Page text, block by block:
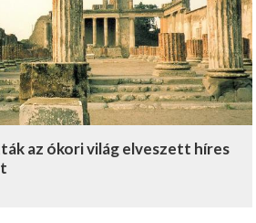
az ókori világ elveszett híres